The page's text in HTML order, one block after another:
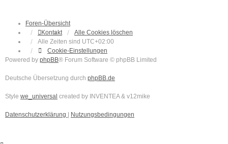
Foren-Übersicht
Kontakt
Alle Cookies löschen
Alle Zeiten sind UTC+02:00
Cookie-Einstellungen
Powered by phpBB® Forum Software © phpBB Limited
Deutsche Übersetzung durch phpBB.de
Style we_universal created by INVENTEA & v12mike
Datenschutzerklärung Nutzungsbedingungen